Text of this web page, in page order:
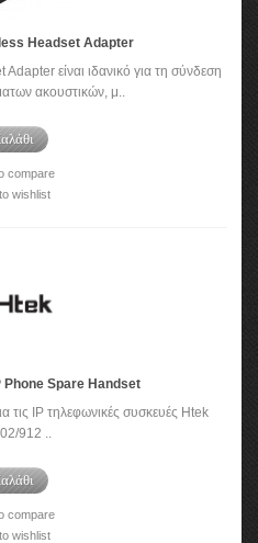
Headset Adapter
είναι ιδανικό για τη σύνδεση
ακουστικών, μ..
compare
wishlist
Phone Spare Handset
τις IP τηλεφωνικές συσκευές Htek
912 ..
compare
wishlist